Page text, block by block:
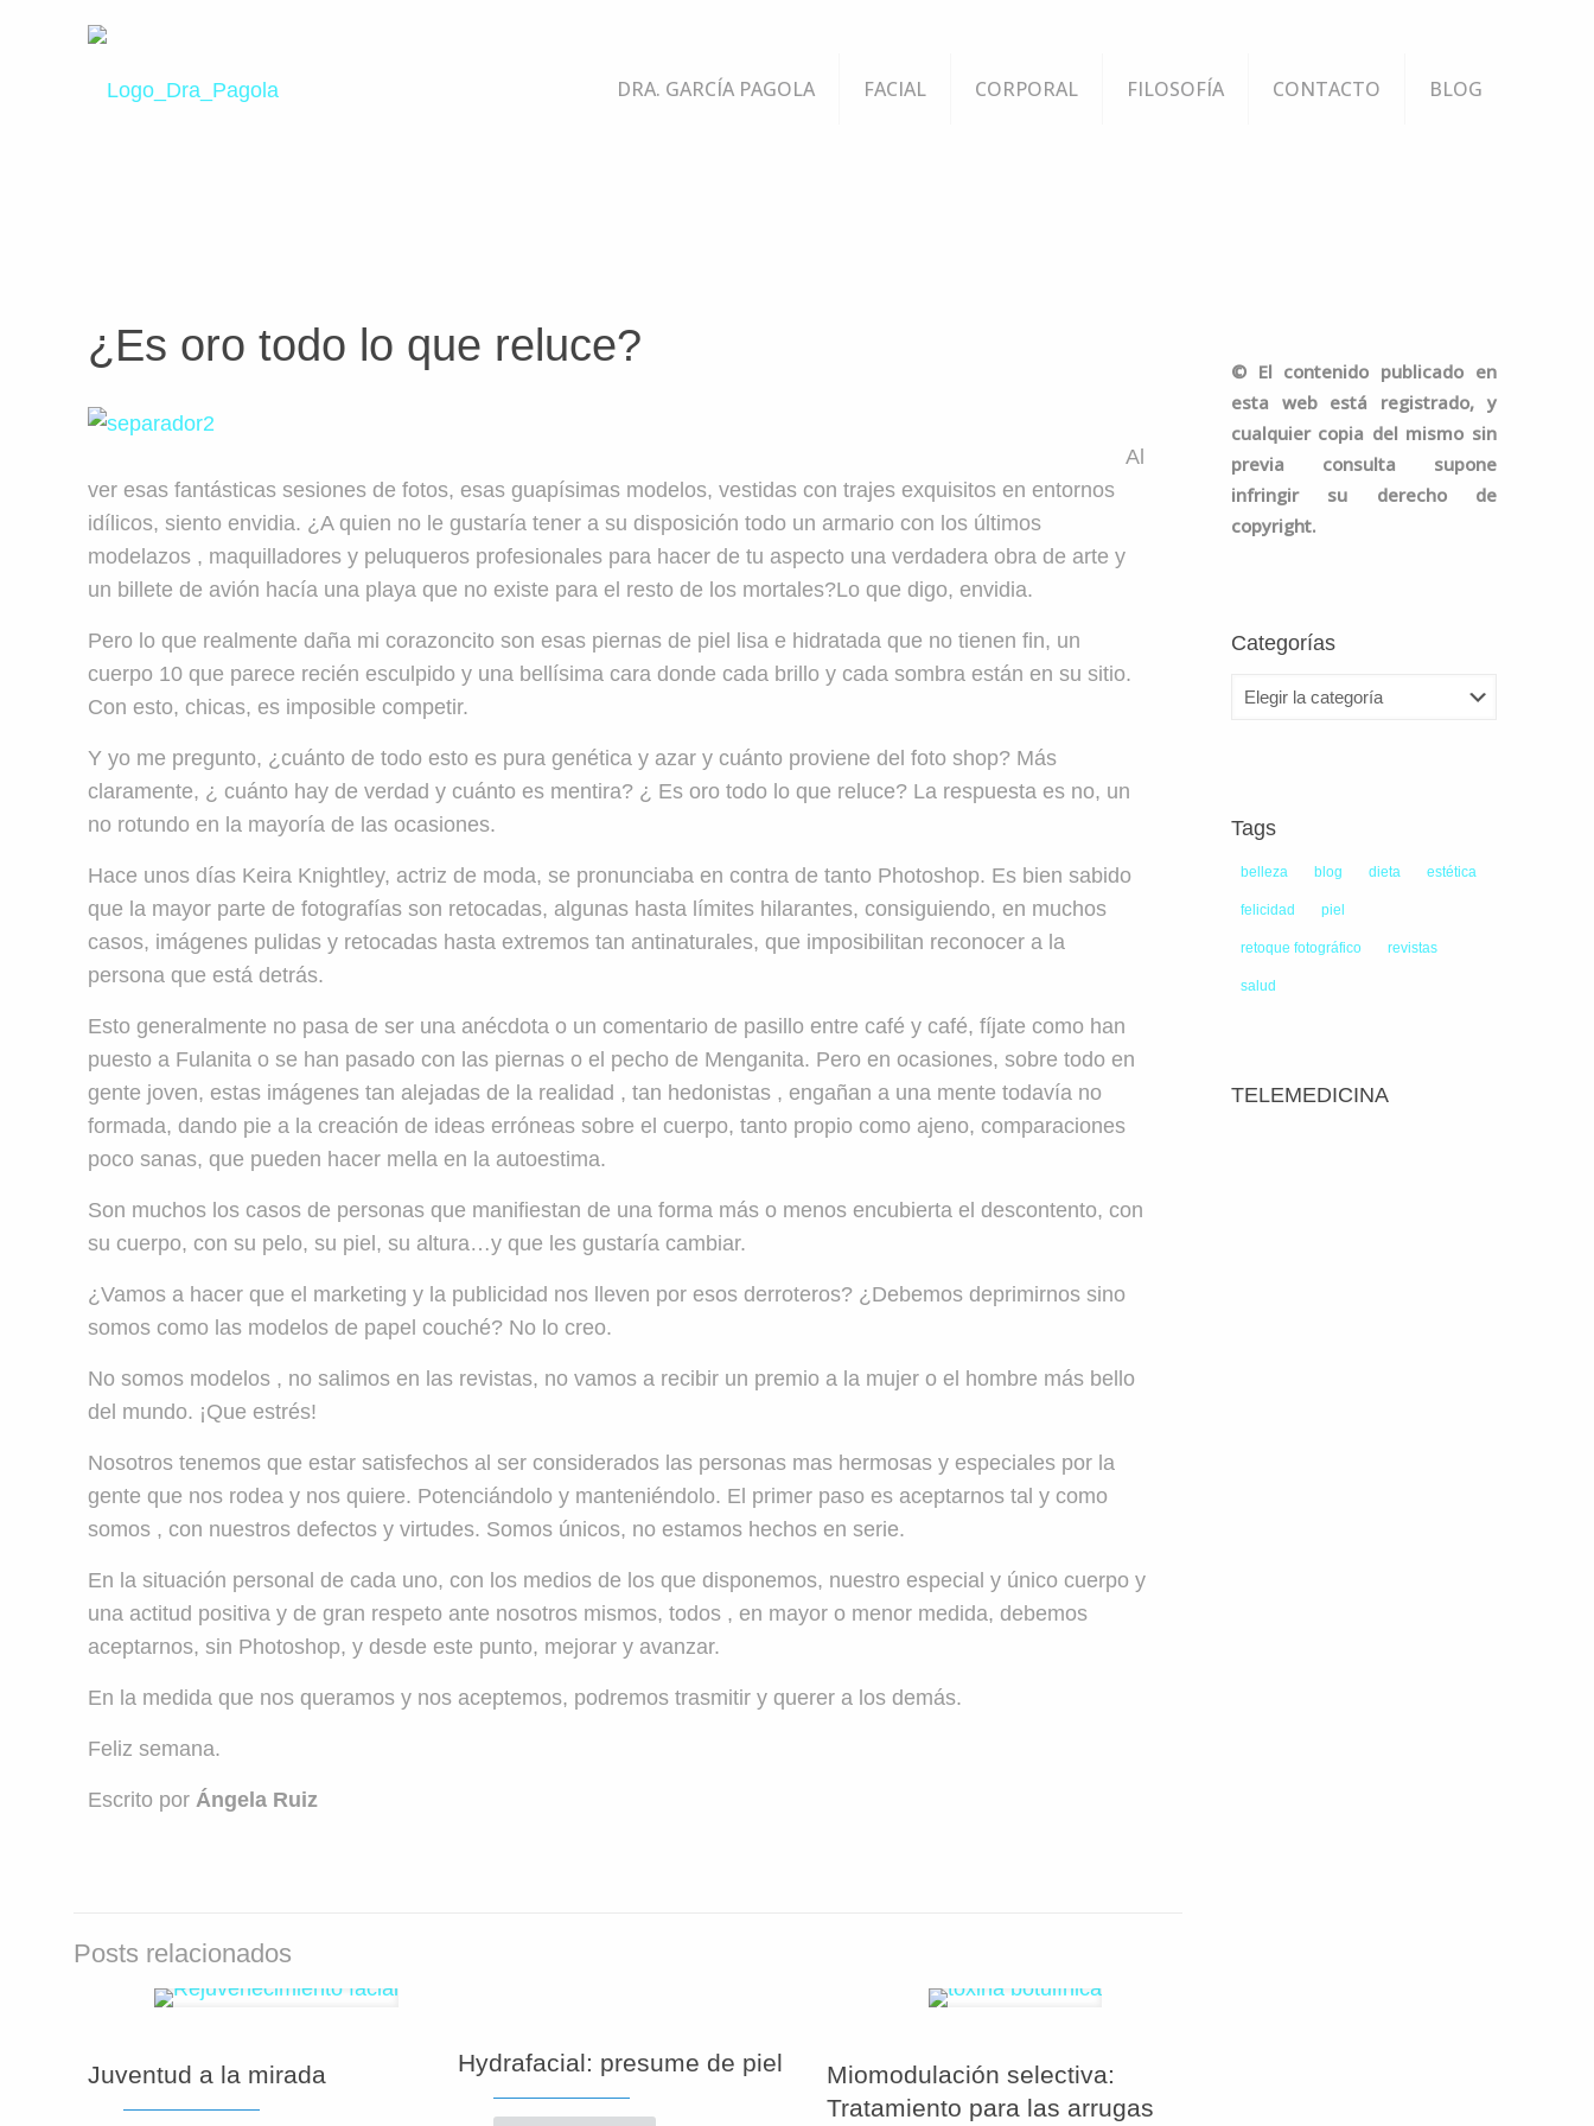
DRA. GARCÍA PAGOLA FACIAL CORPORAL FILOSOFÍA CONTACTO BLOG
¿Es oro todo lo que reluce?
Al
ver esas fantásticas sesiones de fotos, esas guapísimas modelos, vestidas con trajes exquisitos en entornos
idílicos, siento envidia. ¿A quien no le gustaría tener a su disposición todo un armario con los últimos
modelazos , maquilladores y peluqueros profesionales para hacer de tu aspecto una verdadera obra de arte y
un billete de avión hacía una playa que no existe para el resto de los mortales?Lo que digo, envidia.
Pero lo que realmente daña mi corazoncito son esas piernas de piel lisa e hidratada que no tienen fin, un
cuerpo 10 que parece recién esculpido y una bellísima cara donde cada brillo y cada sombra están en su sitio.
Con esto, chicas, es imposible competir.
Y yo me pregunto, ¿cuánto de todo esto es pura genética y azar y cuánto proviene del foto shop? Más
claramente, ¿ cuánto hay de verdad y cuánto es mentira? ¿ Es oro todo lo que reluce? La respuesta es no, un
no rotundo en la mayoría de las ocasiones.
Hace unos días Keira Knightley, actriz de moda, se pronunciaba en contra de tanto Photoshop. Es bien sabido
que la mayor parte de fotografías son retocadas, algunas hasta límites hilarantes, consiguiendo, en muchos
casos, imágenes pulidas y retocadas hasta extremos tan antinaturales, que imposibilitan reconocer a la
persona que está detrás.
Esto generalmente no pasa de ser una anécdota o un comentario de pasillo entre café y café, fíjate como han
puesto a Fulanita o se han pasado con las piernas o el pecho de Menganita. Pero en ocasiones, sobre todo en
gente joven, estas imágenes tan alejadas de la realidad , tan hedonistas , engañan a una mente todavía no
formada, dando pie a la creación de ideas erróneas sobre el cuerpo, tanto propio como ajeno, comparaciones
poco sanas, que pueden hacer mella en la autoestima.
Son muchos los casos de personas que manifiestan de una forma más o menos encubierta el descontento, con
su cuerpo, con su pelo, su piel, su altura…y que les gustaría cambiar.
¿Vamos a hacer que el marketing y la publicidad nos lleven por esos derroteros? ¿Debemos deprimirnos sino
somos como las modelos de papel couché? No lo creo.
No somos modelos , no salimos en las revistas, no vamos a recibir un premio a la mujer o el hombre más bello
del mundo. ¡Que estrés!
Nosotros tenemos que estar satisfechos al ser considerados las personas mas hermosas y especiales por la
gente que nos rodea y nos quiere. Potenciándolo y manteniéndolo. El primer paso es aceptarnos tal y como
somos , con nuestros defectos y virtudes. Somos únicos, no estamos hechos en serie.
En la situación personal de cada uno, con los medios de los que disponemos, nuestro especial y único cuerpo y
una actitud positiva y de gran respeto ante nosotros mismos, todos , en mayor o menor medida, debemos
aceptarnos, sin Photoshop, y desde este punto, mejorar y avanzar.
En la medida que nos queramos y nos aceptemos, podremos trasmitir y querer a los demás.
Feliz semana.
Escrito por Ángela Ruiz
Posts relacionados
Juventud a la mirada Hydrafacial: presume de piel
Miomodulación selectiva:
Tratamiento para las arrugas
©El contenido publicado en
esta web está registrado, y
cualquier copia del mismo sin
previa consulta supone
infringir su derecho de
copyright.
Categorías
Categorías
Tags
belleza blog dieta estética
felicidad piel
retoque fotográfico revistas
salud
TELEMEDICINA